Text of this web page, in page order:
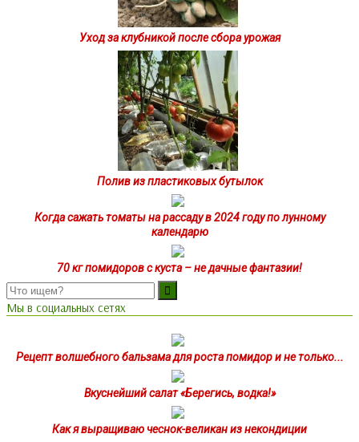
Уход за клубникой после сбора урожая
Полив из пластиковых бутылок
Когда сажать томаты на рассаду в 2024 году по лунному
календарю
70 кг помидоров с куста – не дачные фантазии!
Мы в социальных сетях
Рецепт волшебного бальзама для роста помидор и не только...
Вкуснейший салат «Берегись, водка!»
Как я выращиваю чеснок-великан из некондиции